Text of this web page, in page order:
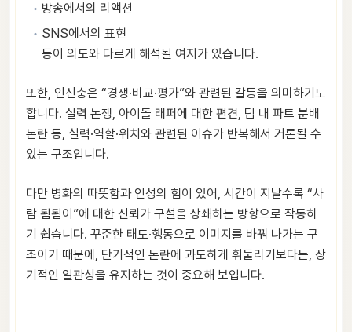
방송에서의 리액션
SNS에서의 표현
등이 의도와 다르게 해석될 여지가 있습니다.
또한, 인신충은 “경쟁·비교·평가”와 관련된 갈등을 의미하기도
합니다. 실력 논쟁, 아이돌 래퍼에 대한 편견, 팀 내 파트 분배
논란 등, 실력·역할·위치와 관련된 이슈가 반복해서 거론될 수
있는 구조입니다.
다만 병화의 따뜻함과 인성의 힘이 있어, 시간이 지날수록 “사
람 됨됨이”에 대한 신뢰가 구설을 상쇄하는 방향으로 작동하
기 쉽습니다. 꾸준한 태도·행동으로 이미지를 바꿔 나가는 구
조이기 때문에, 단기적인 논란에 과도하게 휘둘리기보다는, 장
기적인 일관성을 유지하는 것이 중요해 보입니다.